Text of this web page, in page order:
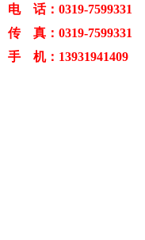
电 话：0319-7599331
传 真：0319-7599331
手 机：13931941409